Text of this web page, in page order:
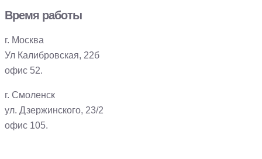
Время работы
г. Москва
Ул Калибровская, 22б
офис 52.
г. Смоленск
ул. Дзержинского, 23/2
офис 105.